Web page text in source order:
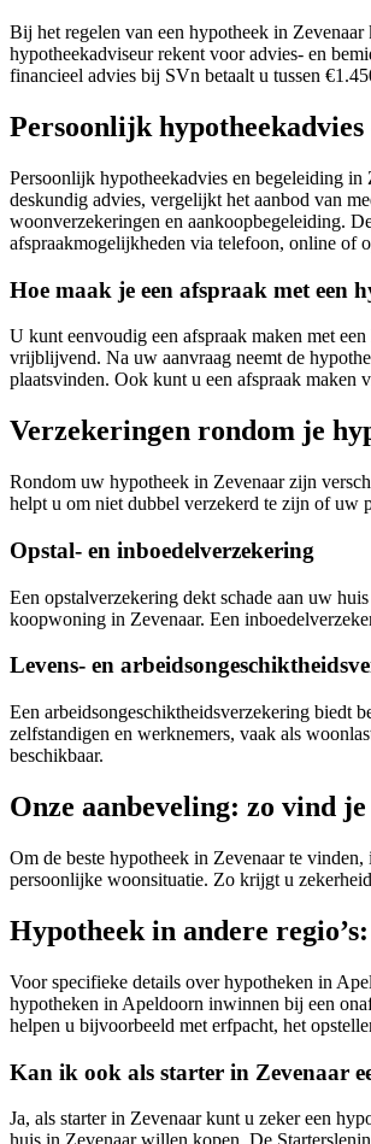
Bij het regelen van een hypotheek in
hypotheekadviseur rekent voor advies- en
financieel advies bij SVn betaalt u tussen
Persoonlijk
Persoonlijk hypotheekadvies en begeleiding
deskundig advies, vergelijkt het aanbod van
woonverzekeringen en aankoopbegeleiding.
afspraakmogelijkheden via telefoon, online of
Hoe maak je een afspraak met een
U kunt eenvoudig een afspraak maken met
vrijblijvend. Na uw aanvraag neemt de
plaatsvinden. Ook kunt u een afspraak maken
Verzekeringen rondom je
Rondom uw hypotheek in Zevenaar zijn
helpt u om niet dubbel verzekerd te zijn of uw
Opstal- en inboedelverzekering
Een opstalverzekering dekt schade aan uw
koopwoning in Zevenaar. Een
Levens- en
Een arbeidsongeschiktheidsverzekering biedt
zelfstandigen en werknemers, vaak als
beschikbaar.
Onze aanbeveling: zo vind
Om de beste hypotheek in Zevenaar te
persoonlijke woonsituatie. Zo krijgt u
Hypotheek in andere
Voor specifieke details over hypotheken in
hypotheken in Apeldoorn inwinnen bij een
helpen u bijvoorbeeld met erfpacht, het
Kan ik ook als starter in Zevenaar
Ja, als starter in Zevenaar kunt u zeker een